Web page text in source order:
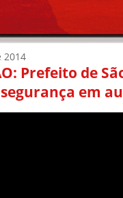
2014
Prefeito de
em